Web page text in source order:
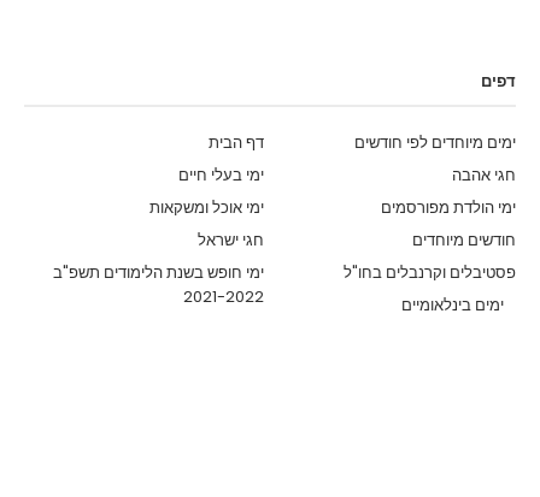
דפים
דף הבית
ימים מיוחדים לפי חודשים
ימי בעלי חיים
חגי אהבה
ימי אוכל ומשקאות
ימי הולדת מפורסמים
חגי ישראל
חודשים מיוחדים
ימי חופש בשנת הלימודים תשפ"ב
2021-2022
פסטיבלים וקרנבלים בחו"ל
ימים בינלאומיים